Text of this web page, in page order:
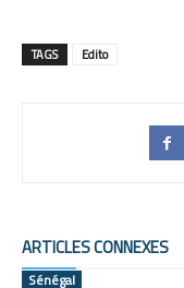
TAGS Edito
ARTICLES CONNEXES
Sénégal